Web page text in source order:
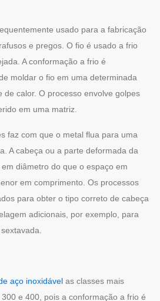
usado para a fabricação
e pregos. O fio é usado a frio
A conformação a frio é
moldar o fio em uma determinada
de calor. O processo envolve golpes
em uma matriz.
faz com que o metal flua para uma
A cabeça ou a parte deformada da
diâmetro do que o espaço em
em comprimento. Os processos
para obter o tipo correto de cabeça
adicionais, por exemplo, para
aço inoxidável as classes mais
e 400, pois a conformação a frio é